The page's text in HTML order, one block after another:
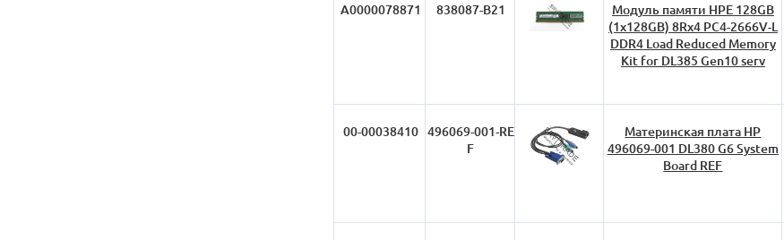
А0000078871 838087-B21
Модуль памяти HPE 128GB
(1x128GB) 8Rx4 PC4-2666V-L
DDR4 Load Reduced Memory
Kit for DL385 Gen10 serv
00-00038410 496069-001-RE
F
Материнская плата HP
496069-001 DL380 G6 System
Board REF